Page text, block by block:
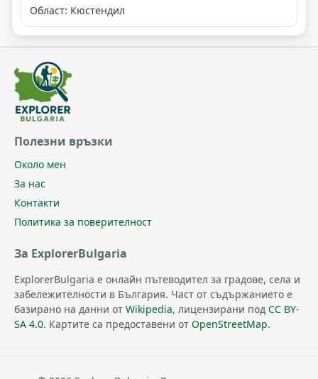
Област: Кюстендил
Полезни връзки
Около мен
За нас
Контакти
Политика за поверителност
За ExplorerBulgaria
ExplorerBulgaria е онлайн пътеводител за градове, села и
забележителности в България. Част от съдържанието е
базирано на данни от Wikipedia, лицензирани под CC BY-
SA 4.0. Картите са предоставени от OpenStreetMap.